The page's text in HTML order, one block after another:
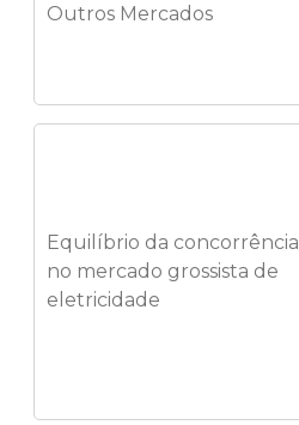
Outros Mercados
Equilíbrio da concorrência
no mercado grossista de
eletricidade